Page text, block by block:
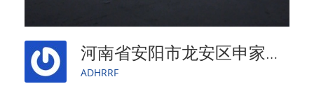
河南省安阳市龙安区申家岗教堂被强拆十字架 5
ADHRRF